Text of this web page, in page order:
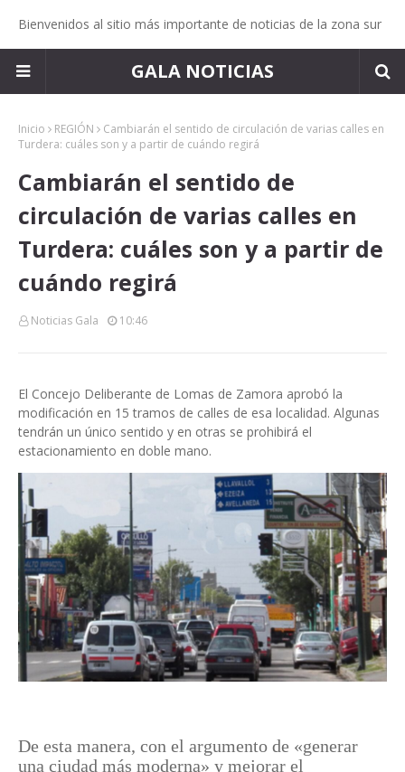
Bienvenidos al sitio más importante de noticias de la zona sur
GALA NOTICIAS
Inicio REGIÓN
Cambiarán el sentido de circulación de varias calles en
Turdera: cuáles son y a partir de cuándo regirá
Cambiarán el sentido de
circulación de varias calles en
Turdera: cuáles son y a partir de
cuándo regirá
Noticias Gala 10:46
El Concejo Deliberante de Lomas de Zamora aprobó la
modificación en 15 tramos de calles de esa localidad. Algunas
tendrán un único sentido y en otras se prohibirá el
estacionamiento en doble mano.
De esta manera, con el argumento de «generar
una ciudad más moderna» y mejorar el